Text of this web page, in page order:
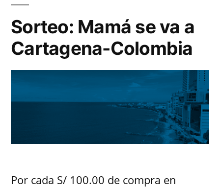
Sorteo: Mamá se va a
Cartagena-Colombia
Por cada S/ 100.00 de compra en